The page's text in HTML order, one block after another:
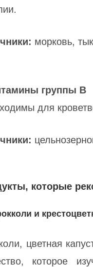
морковь,
группы B
для
которые
и
цветная
которое